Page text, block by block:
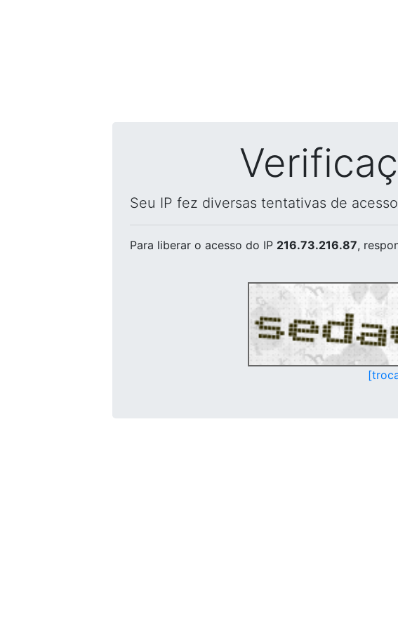
Seu IP fez diversas tentativas de
Para liberar o acesso do IP 216.73.216.87,